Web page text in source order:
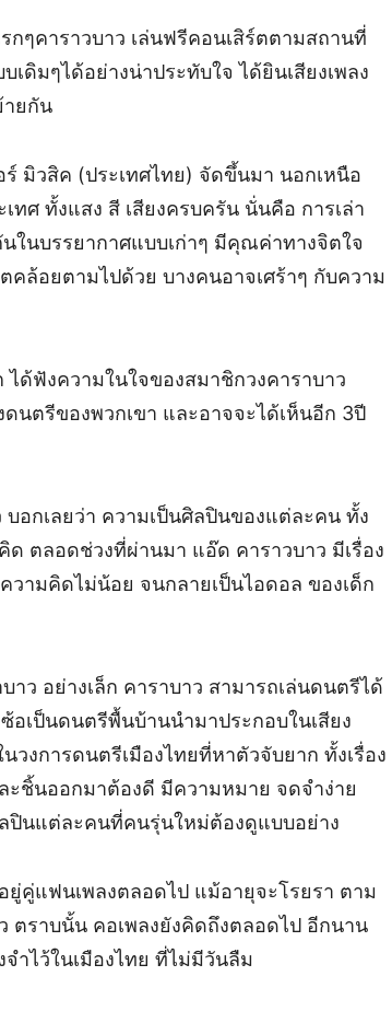
ๆคาราวบาว เล่นฟรีคอนเสิร์ตตามสถานที่
ดิมๆได้อย่างน่าประทับใจ ได้ยินเสียงเพลง
ายกัน
มิวสิค (ประเทศไทย) จัดขึ้นมา นอกเหนือ
ทศ ทั้งแสง สี เสียงครบครัน นั่นคือ การเล่า
ในบรรยากาศแบบเก่าๆ มีคุณค่าทางจิตใจ
ล้อยตามไปด้วย บางคนอาจเศร้าๆ กับความ
ด้ฟังความในใจของสมาชิกวงคาราบาว
นตรีของพวกเขา และอาจจะได้เห็นอีก 3ปี
อกเลยว่า ความเป็นศิลปินของแต่ละคน ทั้ง
ด ตลอดช่วงที่ผ่านมา แอ๊ด คาราวบาว มีเรื่อง
ามคิดไม่น้อย จนกลายเป็นไอดอล ของเด็ก
ว อย่างเล็ก คาราบาว สามารถเล่นดนตรีได้
อเป็นดนตรีพื้นบ้านนำมาประกอบในเสียง
วงการดนตรีเมืองไทยที่หาตัวจับยาก ทั้งเรื่อง
ะชิ้นออกมาต้องดี มีความหมาย จดจำง่าย
ปินแต่ละคนที่คนรุ่นใหม่ต้องดูแบบอย่าง
ยู่คู่แฟนเพลงตลอดไป แม้อายุจะโรยรา ตาม
ตราบนั้น คอเพลงยังคิดถึงตลอดไป อีกนาน
ำไว้ในเมืองไทย ที่ไม่มีวันลืม